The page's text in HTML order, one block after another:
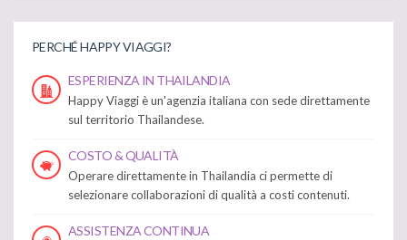
PERCHÉ HAPPY VIAGGI?
ESPERIENZA IN THAILANDIA
Happy Viaggi è un'agenzia italiana con sede direttamente
sul territorio Thailandese.
COSTO & QUALITÀ
Operare direttamente in Thailandia ci permette di
selezionare collaborazioni di qualità a costi contenuti.
ASSISTENZA CONTINUA